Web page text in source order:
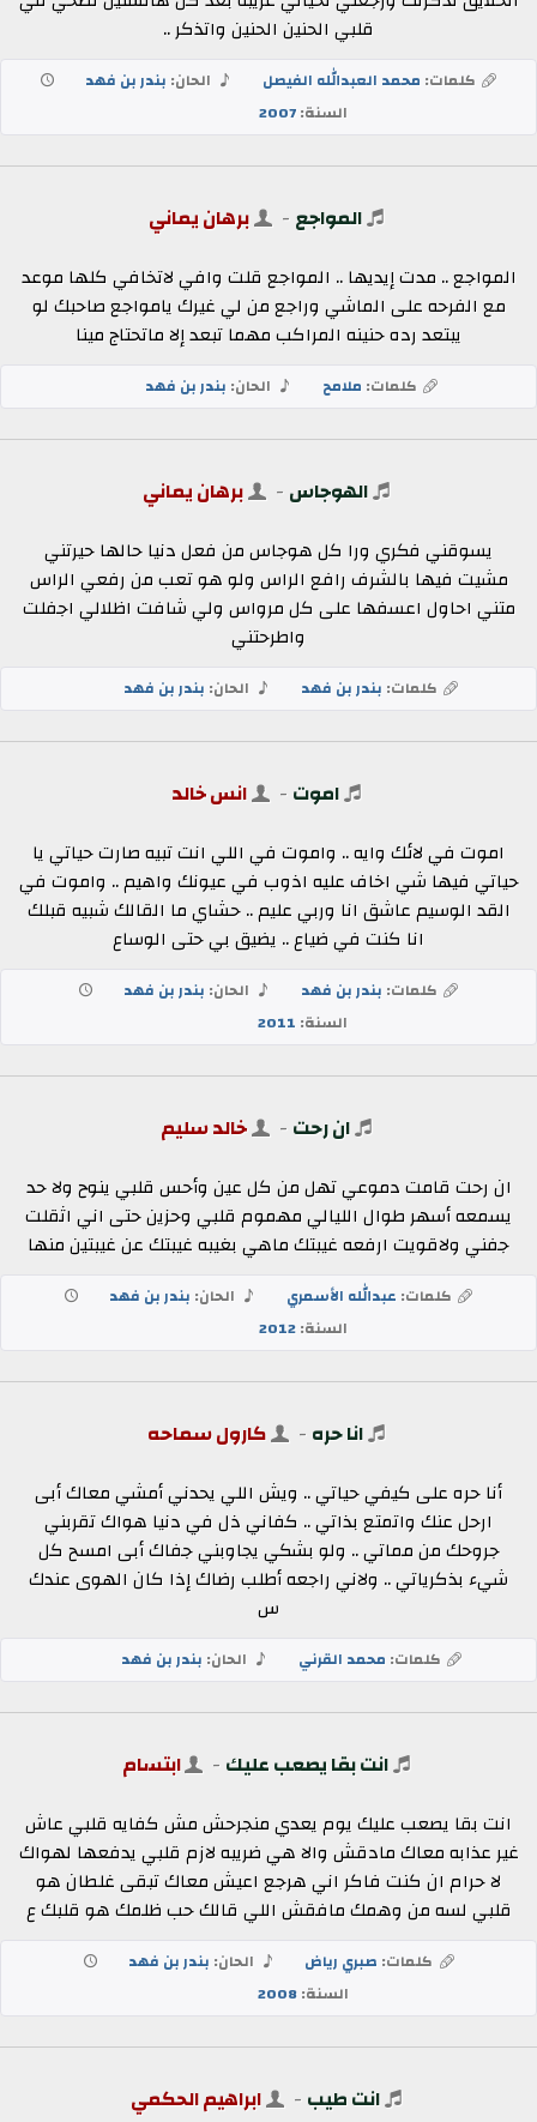
قلبي الحنين الحنين واتذكر ..
كلمات: محمد العبدالله الفيصل الحان: بندر بن فهد
السنة:2007
المواجع - برهان يماني
المواجع .. مدت إيديها .. المواجع قلت وافي لاتخافي كلها موعد
مع الفرحه على الماشي وراجع من لي غيرك يامواجع صاحبك لو
يبتعد رده حنينه المراكب مهما تبعد إلا ماتحتاج مينا
كلمات: ملامح الحان: بندر بن فهد
الهوجاس - برهان يماني
يسوقني فكري ورا كل هوجاس من فعل دنيا حالها حيرتني
مشيت فيها بالشرف رافع الراس ولو هو تعب من رفعي الراس
متني احاول اعسفها على كل مرواس ولي شافت اظلالي اجفلت
واطرحتني
كلمات: بندر بن فهد الحان: بندر بن فهد
اموت - انس خالد
اموت في لائك وايه .. واموت في اللي انت تبيه صارت حياتي يا
حياتي فيها شي اخاف عليه اذوب في عيونك واهيم .. واموت في
القد الوسيم عاشق انا وربي عليم .. حشاي ما القالك شبيه قبلك
انا كنت في ضياع .. يضيق بي حتى الوساع
كلمات: بندر بن فهد الحان: بندر بن فهد
السنة: 2011
ان رحت - خالد سليم
ان رحت قامت دموعي تهل من كل عين وأحس قلبي ينوح ولا حد
يسمعه أسهر طوال الليالي مهموم قلبي وحزين حتى اني اثقلت
جفني ولاقويت ارفعه غيبتك ماهي بغيبه غيبتك عن غيبتين منها
كلمات: عبدالله الأسمري الحان: بندر بن فهد
السنة:2012
انا حره - كارول سماحه
أنا حره على كيفي حياتي .. ويش اللي يحدني أمشي معاك أبى
ارحل عنك واتمتع بذاتي .. كفاني ذل في دنيا هواك تقربني
جروحك من مماتي .. ولو بشكي يجاوبني جفاك أبى امسح كل
شيء بذكرياتي .. ولاني راجعه أطلب رضاك إذا كان الهوى عندك
س
كلمات: محمد القرني الحان: بندر بن فهد
انت بقا يصعب عليك - ابتسام
انت بقا يصعب عليك يوم يعدي منجرحش مش كفايه قلبي عاش
غير عذابه معاك مادقش والا هي ضريبه لازم قلبي يدفعها لهواك
لا حرام ان كنت فاكر اني هرجع اعيش معاك تبقى غلطان هو
قلبي لسه من وهمك مافقش اللي قالك حب ظلمك هو قلبك ع
كلمات: صبري رياض الحان: بندر بن فهد
السنة:2008
انت طيب - ابراهيم الحكمي